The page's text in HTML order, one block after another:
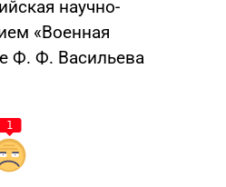
научно-
«Военная
Ф. Ф. Васильева
1